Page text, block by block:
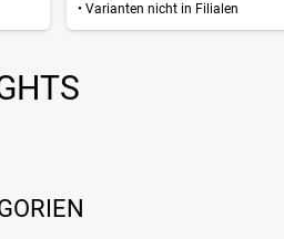
•Varianten nicht in Filialen